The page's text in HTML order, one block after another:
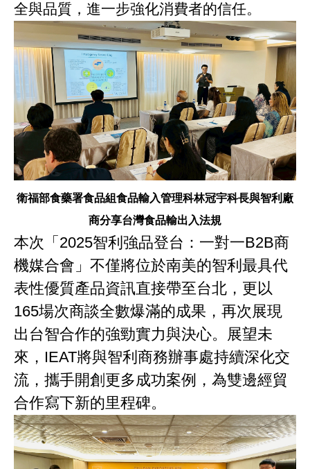
全與品質，進一步強化消費者的信任。
衛福部食藥署食品組食品輸入管理科林冠宇科長與智利廠
商分享台灣食品輸出入法規
本次「2025智利強品登台：一對一B2B商
機媒合會」不僅將位於南美的智利最具代
表性優質產品資訊直接帶至台北，更以
165場次商談全數爆滿的成果，再次展現
出台智合作的強勁實力與決心。展望未
來，IEAT將與智利商務辦事處持續深化交
流，攜手開創更多成功案例，為雙邊經貿
合作寫下新的里程碑。